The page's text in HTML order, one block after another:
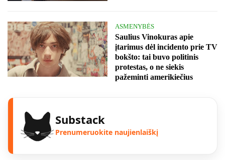
ASMENYBĖS
Saulius Vinokuras apie
įtarimus dėl incidento prie TV
bokšto: tai buvo politinis
protestas, o ne siekis
pažeminti amerikiečius
Substack
Prenumeruokite naujienlaiškį